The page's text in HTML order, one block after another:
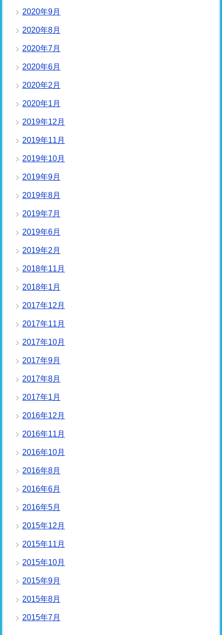
2020年9月
2020年8月
2020年7月
2020年6月
2020年2月
2020年1月
2019年12月
2019年11月
2019年10月
2019年9月
2019年8月
2019年7月
2019年6月
2019年2月
2018年11月
2018年1月
2017年12月
2017年11月
2017年10月
2017年9月
2017年8月
2017年1月
2016年12月
2016年11月
2016年10月
2016年8月
2016年6月
2016年5月
2015年12月
2015年11月
2015年10月
2015年9月
2015年8月
2015年7月